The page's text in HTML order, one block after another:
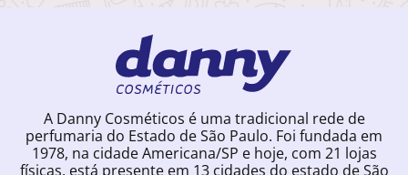
A Danny Cosméticos é uma tradicional rede de
perfumaria do Estado de São Paulo. Foi fundada em
1978, na cidade Americana/SP e hoje, com 21 lojas
físicas, está presente em 13 cidades do estado de São